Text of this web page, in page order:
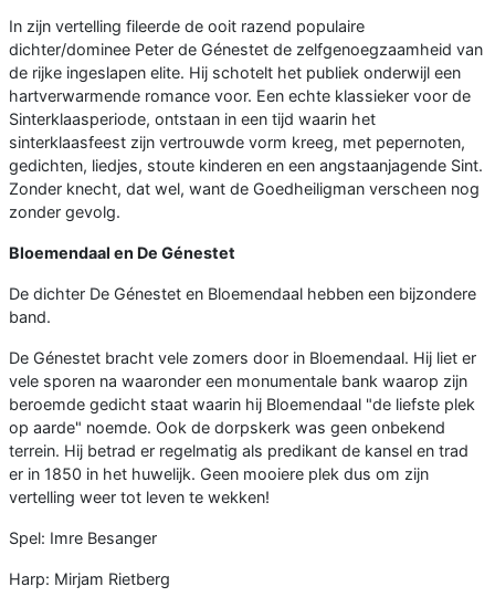
In zijn vertelling fileerde de ooit razend populaire
dichter/dominee Peter de Génestet de zelfgenoegzaamheid van
de rijke ingeslapen elite. Hij schotelt het publiek onderwijl een
hartverwarmende romance voor. Een echte klassieker voor de
Sinterklaasperiode, ontstaan in een tijd waarin het
sinterklaasfeest zijn vertrouwde vorm kreeg, met pepernoten,
gedichten, liedjes, stoute kinderen en een angstaanjagende Sint.
Zonder knecht, dat wel, want de Goedheiligman verscheen nog
zonder gevolg.
Bloemendaal en De Génestet
De dichter De Génestet en Bloemendaal hebben een bijzondere
band.
De Génestet bracht vele zomers door in Bloemendaal. Hij liet er
vele sporen na waaronder een monumentale bank waarop zijn
beroemde gedicht staat waarin hij Bloemendaal "de liefste plek
op aarde" noemde. Ook de dorpskerk was geen onbekend
terrein. Hij betrad er regelmatig als predikant de kansel en trad
er in 1850 in het huwelijk. Geen mooiere plek dus om zijn
vertelling weer tot leven te wekken!
Spel: Imre Besanger
Harp: Mirjam Rietberg